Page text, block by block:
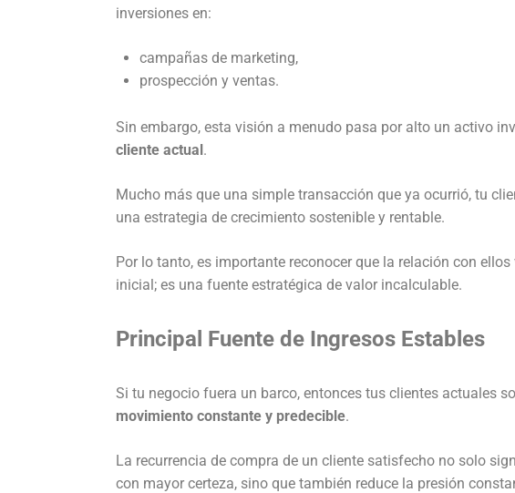
inversiones en:
campañas de marketing,
prospección y ventas.
Sin embargo, esta visión a menudo pasa por alto un activo
cliente actual.
Mucho más que una simple transacción que ya ocurrió, tu
una estrategia de crecimiento sostenible y rentable.
Por lo tanto, es importante reconocer que la relación con
inicial; es una fuente estratégica de valor incalculable.
Principal Fuente de Ingresos Estables
Si tu negocio fuera un barco, entonces tus clientes actuales
movimiento constante y predecible.
La recurrencia de compra de un cliente satisfecho no solo
con mayor certeza, sino que también reduce la presión